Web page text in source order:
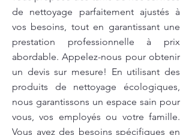
de nettoyage parfaitement ajustés à
vos besoins, tout en garantissant une
prestation professionnelle à prix
abordable. Appelez-nous pour obtenir
un devis sur mesure! En utilisant des
produits de nettoyage écologiques,
nous garantissons un espace sain pour
vous, vos employés ou votre famille.
Vous avez des besoins spécifiques en